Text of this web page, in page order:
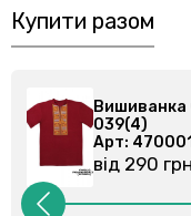
Купити разом
Вишиванка
039(4)
Арт: 4700011114
від 290 грн